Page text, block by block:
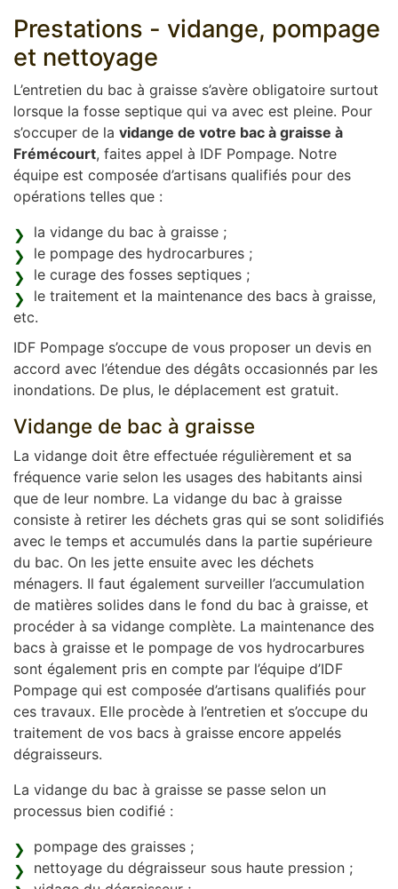
Prestations - vidange, pompage
et nettoyage
L’entretien du bac à graisse s’avère obligatoire surtout
lorsque la fosse septique qui va avec est pleine. Pour
s’occuper de la vidange de votre bac à graisse à
Frémécourt, faites appel à IDF Pompage. Notre
équipe est composée d’artisans qualifiés pour des
opérations telles que :
la vidange du bac à graisse ;
le pompage des hydrocarbures ;
le curage des fosses septiques ;
le traitement et la maintenance des bacs à graisse,
etc.
IDF Pompage s’occupe de vous proposer un devis en
accord avec l’étendue des dégâts occasionnés par les
inondations. De plus, le déplacement est gratuit.
Vidange de bac à graisse
La vidange doit être effectuée régulièrement et sa
fréquence varie selon les usages des habitants ainsi
que de leur nombre. La vidange du bac à graisse
consiste à retirer les déchets gras qui se sont solidifiés
avec le temps et accumulés dans la partie supérieure
du bac. On les jette ensuite avec les déchets
ménagers. Il faut également surveiller l’accumulation
de matières solides dans le fond du bac à graisse, et
procéder à sa vidange complète. La maintenance des
bacs à graisse et le pompage de vos hydrocarbures
sont également pris en compte par l’équipe d’IDF
Pompage qui est composée d’artisans qualifiés pour
ces travaux. Elle procède à l’entretien et s’occupe du
traitement de vos bacs à graisse encore appelés
dégraisseurs.
La vidange du bac à graisse se passe selon un
processus bien codifié :
pompage des graisses ;
nettoyage du dégraisseur sous haute pression ;